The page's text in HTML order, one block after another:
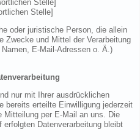
Stelle]
Stelle]
oder juristische Person, die allein
Zwecke und Mittel der Verarbeitung
E-Mail-Adressen o. Ä.)
nur mit Ihrer ausdrücklichen
bereits erteilte Einwilligung jederzeit
Mitteilung per E-Mail an uns. Die
Datenverarbeitung bleibt